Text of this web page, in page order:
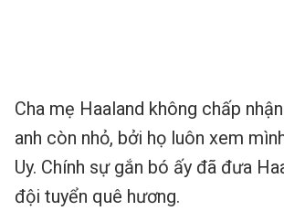
Cha mẹ Haaland không chấp
anh còn nhỏ, bởi họ luôn xem
Uy. Chính sự gắn bó ấy đã đưa
đội tuyển quê hương.